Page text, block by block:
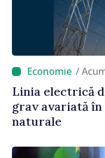
/
Linia electrică
grav avariată
naturale